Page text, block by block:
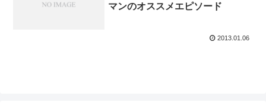
マンのオススメエピソード
2013.01.06